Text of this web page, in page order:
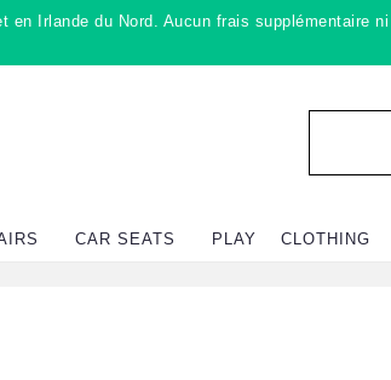
Irlande du Nord. Aucun frais supplémentaire
CAR SEATS PLAY CLOTHING